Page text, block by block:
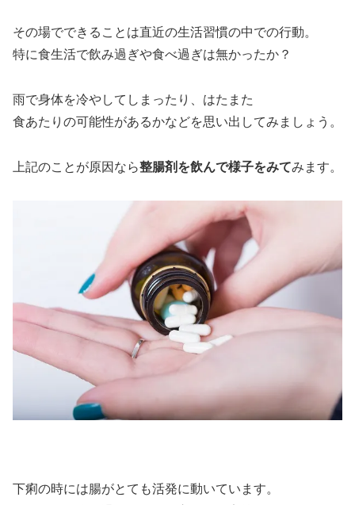
その場でできることは直近の生活習慣の中での行動。
特に食生活で飲み過ぎや食べ過ぎは無かったか？
雨で身体を冷やしてしまったり、はたまた
食あたりの可能性があるかなどを思い出してみましょう。
上記のことが原因なら整腸剤を飲んで様子をみてみます。
下痢の時には腸がとても活発に動いています。